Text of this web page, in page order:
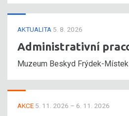
AKTUALITA 5. 8. 2026
Administrativní
Muzeum Beskyd Frýdek-Místek
AKCE 5. 11. 2026 – 6. 11. 2026